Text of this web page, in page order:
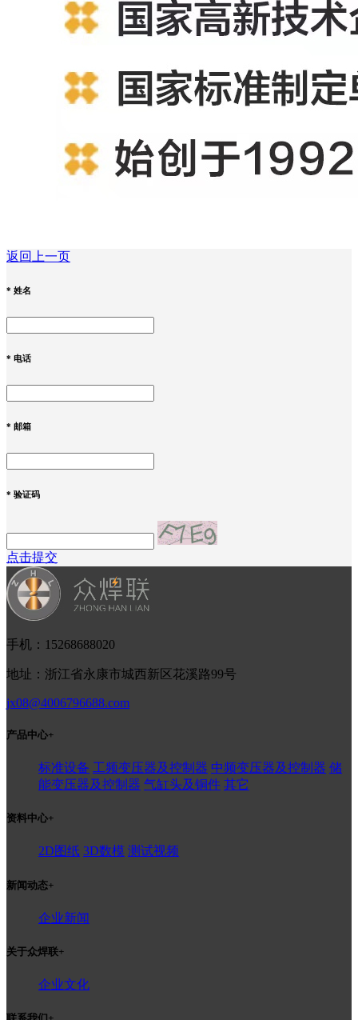
返回上一页
* 姓名
* 电话
* 邮箱
* 验证码
点击提交
手机：15268688020
地址：浙江省永康市城西新区花溪路99号
jx08@4006796688.com
产品中心+
标准设备 工频变压器及控制器 中频变压器及控制器 储
能变压器及控制器 气缸头及铜件 其它
资料中心+
2D图纸 3D数模 测试视频
新闻动态+
企业新闻
关于众焊联+
企业文化